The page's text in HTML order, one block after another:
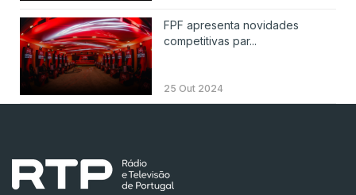
FPF apresenta novidades
competitivas par...
25 Out 2024